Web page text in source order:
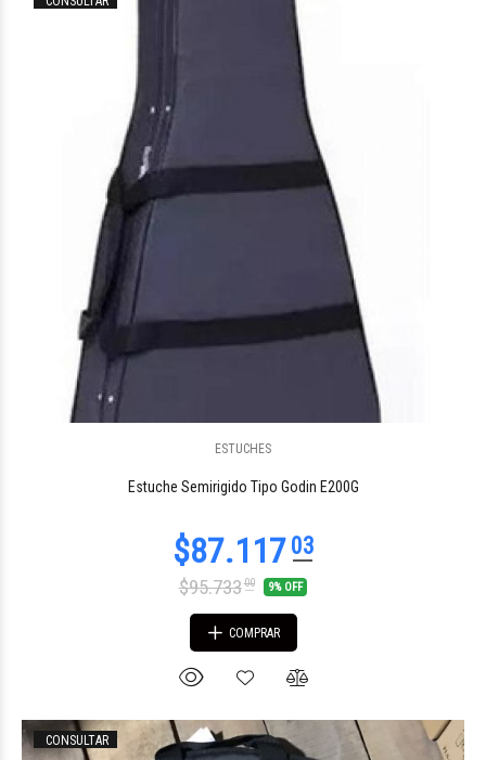
ESTUCHES
Estuche Semirigido Tipo Godin E200G
$95.73300 9% OFF
COMPRAR
CONSULTAR
$13.524